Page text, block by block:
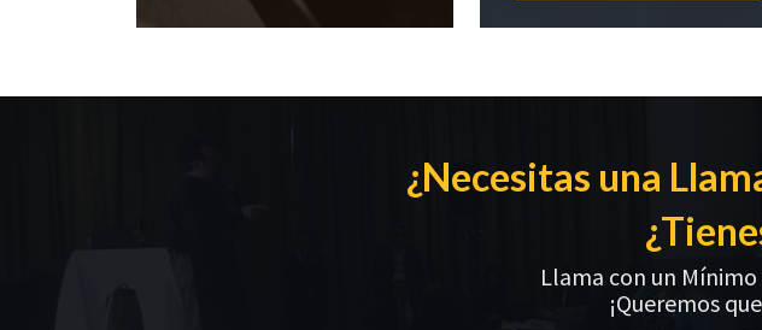
¿Necesitas una
Llama con un
¡Queremos